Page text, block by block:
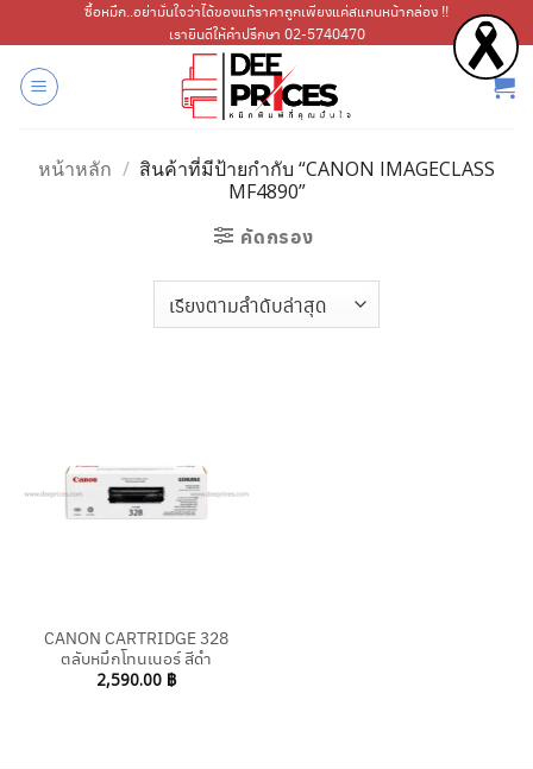
ไป
เนื้อหา
ซื้อหมึก..อย่ามั่นใจว่าได้ของแท้ราคาถูกเพียงแค่สแกนหน้ากล่อง !!
เรายินดีให้คำปรึกษา 02-5740470
หน้าหลัก / สินค้าที่มีป้ายกำกับ “CANON IMAGECLASS
MF4890”
คัดกรอง
CANON CARTRIDGE 328
ตลับหมึกโทนเนอร์ สีดำ
2,590.00 ฿